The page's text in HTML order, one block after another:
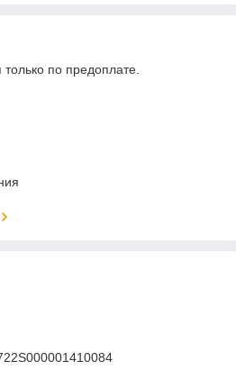
только по предоплате.